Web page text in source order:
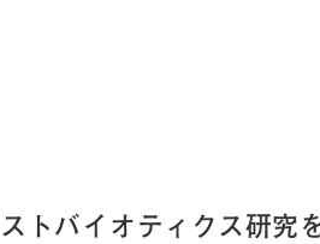
トバイオティクス研究